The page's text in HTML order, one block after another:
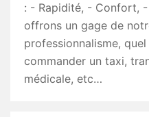
: - Rapidité, - Confort,
offrons un gage de
professionnalisme,
commander un taxi,
médicale, etc…